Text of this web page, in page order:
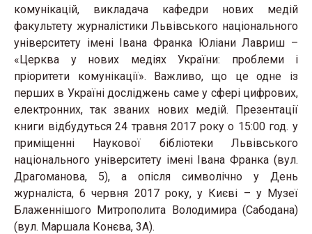
комунікацій, викладача кафедри нових медій
факультету журналістики Львівського національного
університету імені Івана Франка Юліани Лавриш –
«Церква у нових медіях України: проблеми і
пріоритети комунікації». Важливо, що це одне із
перших в Україні досліджень саме у сфері цифрових,
електронних, так званих нових медій. Презентації
книги відбудуться 24 травня 2017 року о 15:00 год. у
приміщенні Наукової бібліотеки Львівського
національного університету імені Івана Франка (вул.
Драгоманова, 5), а опісля символічно у День
журналіста, 6 червня 2017 року, у Києві – у Музеї
Блаженнішого Митрополита Володимира (Сабодана)
(вул. Маршала Конєва, 3А).